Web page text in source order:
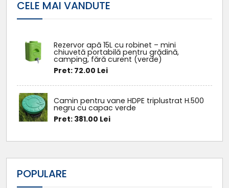
CELE MAI VANDUTE
Rezervor apă 15L cu robinet – mini
chiuvetă portabilă pentru grădină,
camping, fără curent (verde)
Pret: 72.00 Lei
Camin pentru vane HDPE triplustrat H.500
negru cu capac verde
Pret: 381.00 Lei
POPULARE